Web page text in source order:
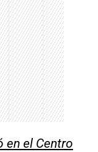
en el Centro